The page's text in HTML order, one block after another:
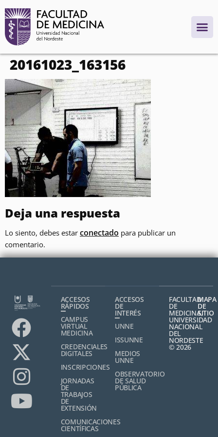
contenido
20161023_163156
Deja una respuesta
Lo siento, debes estar conectado para publicar un
comentario.
ACCESOS
RÁPIDOS
CAMPUS
VIRTUAL
MEDICINA
CREDENCIALES
DIGITALES
INSCRIPCIONES
JORNADAS
DE
TRABAJOS
DE
EXTENSIÓN
COMUNICACIONES
CIENTÍFICAS
ACCESOS
DE
INTERÉS
UNNE
ISSUNNE
MEDIOS
UNNE
OBSERVATORIO
DE SALUD
PÚBLICA
FACULTAD
DE
MEDICINA,
UNIVERSIDAD
NACIONAL
DEL
NORDESTE
© 2026
MAPA
DE
SITIO